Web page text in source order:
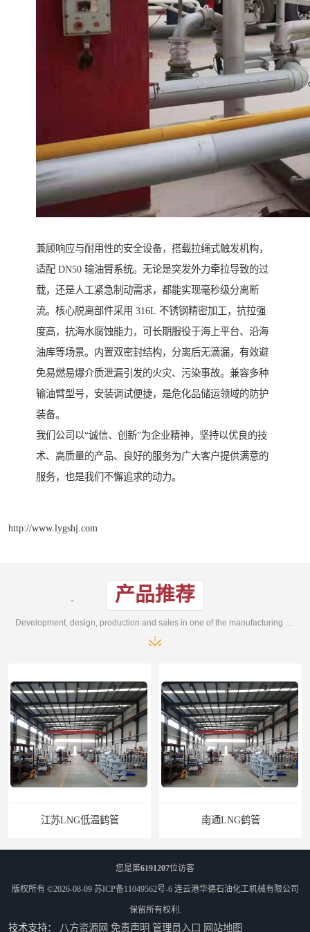
兼顾响应与耐用性的安全设备，搭载拉绳式触发机构，
适配 DN50 输油臂系统。无论是突发外力牵拉导致的过
载，还是人工紧急制动需求，都能实现毫秒级分离断
流。核心脱离部件采用 316L 不锈钢精密加工，抗拉强
度高，抗海水腐蚀能力，可长期服役于海上平台、沿海
油库等场景。内置双密封结构，分离后无滴漏，有效避
免易燃易爆介质泄漏引发的火灾、污染事故。兼容多种
输油臂型号，安装调试便捷，是危化品储运领域的防护
装备。
我们公司以“诚信、创新”为企业精神，坚持以优良的技
术、高质量的产品、良好的服务为广大客户提供满意的
服务，也是我们不懈追求的动力。
http://www.lygshj.com
产品推荐
Development, design, production and sales in one of the manufacturing enterprises
低温鹤管
您是第6191207位访客
版权所有 ©2026-08-09 苏ICP备11049562号-6 连云港华德石油化工机械有限公司
保留所有权利.
技术支持： 八方资源网 免责声明 管理员入口 网站地图